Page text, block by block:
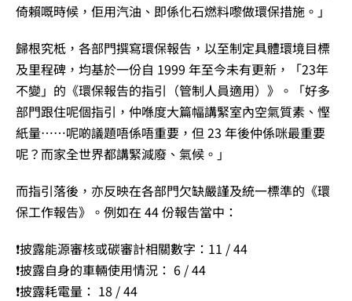
倚賴嘅時候，佢用汽油、即係化石燃料嚟做環保措施。」
歸根究柢，各部門撰寫環保報告，以至制定具體環境目標
及里程碑，均基於一份自 1999 年至今未有更新，「23年
不變」的《環保報告的指引（管制人員適用）》。「好多
部門跟住呢個指引，仲喺度大篇幅講緊室內空氣質素、慳
紙量……呢啲議題唔係唔重要，但 23 年後仲係咪最重要
呢？而家全世界都講緊減廢、氣候。」
而指引落後，亦反映在各部門欠缺嚴謹及統一標準的《環
保工作報告》。例如在 44 份報告當中：
❗披露能源審核或碳審計相關數字：11 / 44
❗披露自身的車輛使用情況： 6 / 44
❗披露耗電量： 18 / 44